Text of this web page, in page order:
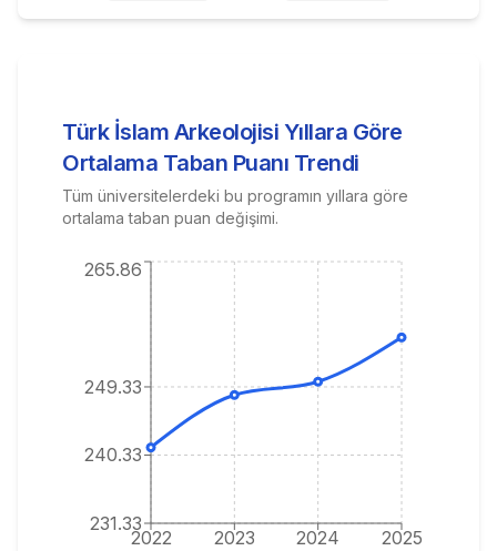
Türk İslam Arkeolojisi Yıllara Göre
Ortalama Taban Puanı Trendi
Tüm üniversitelerdeki bu programın yıllara göre
ortalama taban puan değişimi.
2022 2023 2024 2025
231.33
240.33
249.33
265.86